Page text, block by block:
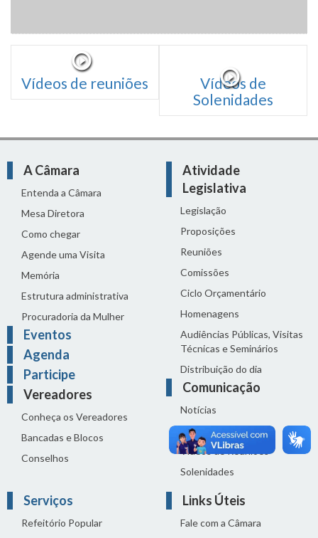
Vídeos de reuniões
Vídeos de
Solenidades
A Câmara
Entenda a Câmara
Mesa Diretora
Como chegar
Agende uma Visita
Memória
Estrutura administrativa
Procuradoria da Mulher
Eventos
Agenda
Participe
Vereadores
Conheça os Vereadores
Bancadas e Blocos
Conselhos
Atividade
Legislativa
Legislação
Proposições
Reuniões
Comissões
Ciclo Orçamentário
Homenagens
Audiências Públicas, Visitas
Técnicas e Seminários
Distribuição do dia
Comunicação
Notícias
Sala de Imprensa
Vídeos de Reuniões
Solenidades
Serviços
Refeitório Popular
Links Úteis
Fale com a Câmara